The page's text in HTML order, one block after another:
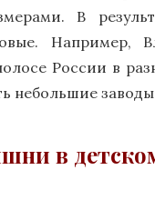
В
Например,
России в
небольшие
в